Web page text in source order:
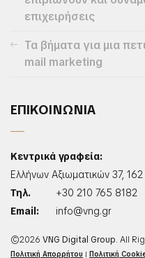
επιχειρήσεις
Τα βήματα για μια
mail marketing
ΕΠΙΚΟΙΝΩΝΙΑ
Κεντρικά γραφεία:
Ελλήνων Αξιωματικών 37,
Τηλ.
+30 210 765 8182
Email:
info@vng.gr
©2026 VNG Digital Group. All
Πολιτική Απορρήτου | Πολιτική